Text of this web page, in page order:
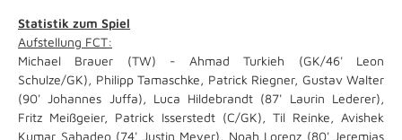
Statistik zum Spiel
Aufstellung FCT:
Michael Brauer (TW) - Ahmad Turkieh (GK/46' Leon
Schulze/GK), Philipp Tamaschke, Patrick Riegner, Gustav Walter
(90' Johannes Juffa), Luca Hildebrandt (87' Laurin Lederer),
Fritz Meißgeier, Patrick Isserstedt (C/GK), Til Reinke, Avishek
Kumar Sahadeo (74' Justin Meyer), Noah Lorenz (80' Jeremias